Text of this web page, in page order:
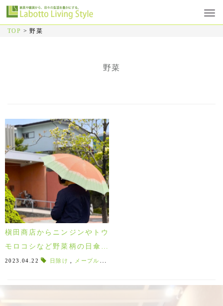
TOP >野菜
野菜
槇田商店からニンジンやトウ
モロコシなど野菜柄の日傘が
入荷！菜(sai)シリーズで楽し
2023.04.22 日除け メープル材